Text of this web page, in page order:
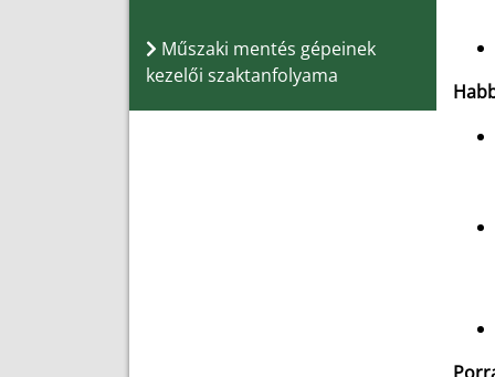
Műszaki mentés gépeinek
kezelői szaktanfolyama